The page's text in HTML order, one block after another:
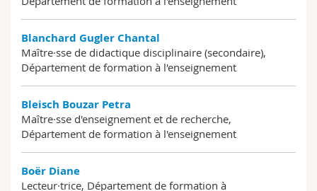
Blanchard Gugler Chantal
Maître·sse de didactique disciplinaire (secondaire),
Département de formation à l'enseignement
Bleisch Bouzar Petra
Maître·sse d'enseignement et de recherche,
Département de formation à l'enseignement
Boër Diane
Lecteur·trice, Département de formation à